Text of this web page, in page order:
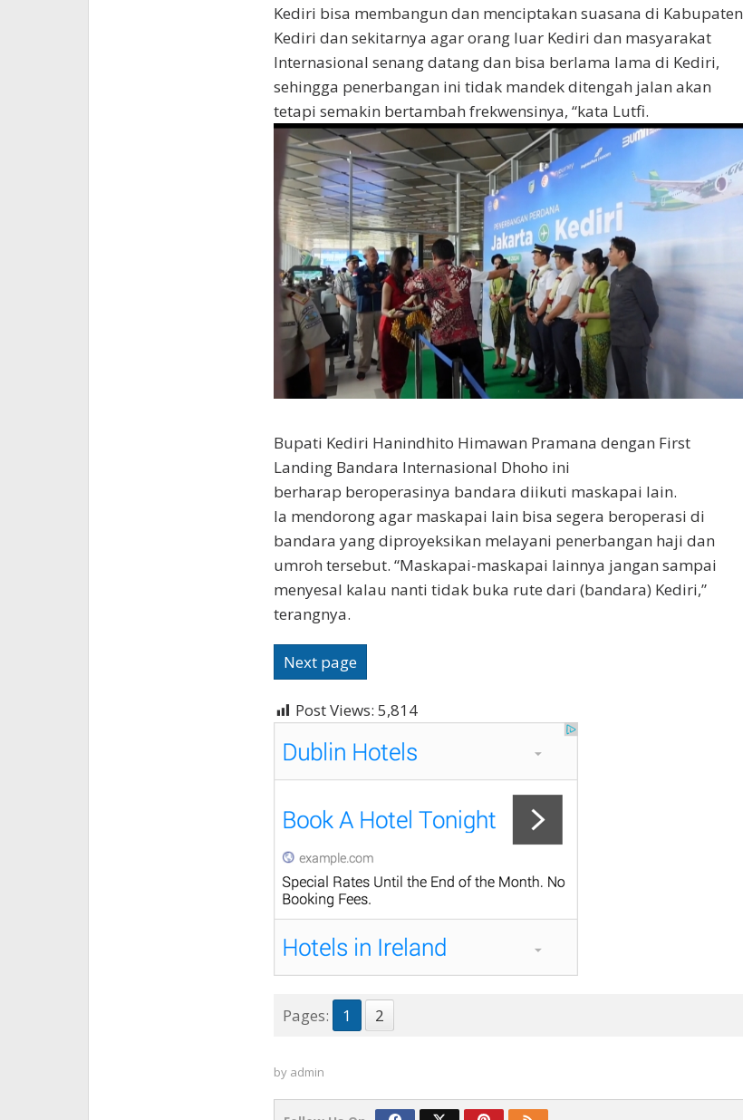
Kediri bisa membangun dan menciptakan suasana di Kabupaten
Kediri dan sekitarnya agar orang luar Kediri dan masyarakat
Internasional senang datang dan bisa berlama lama di Kediri,
sehingga penerbangan ini tidak mandek ditengah jalan akan
tetapi semakin bertambah frekwensinya, “kata Lutfi.
Bupati Kediri Hanindhito Himawan Pramana dengan First
Landing Bandara Internasional Dhoho ini
berharap beroperasinya bandara diikuti maskapai lain.
Ia mendorong agar maskapai lain bisa segera beroperasi di
bandara yang diproyeksikan melayani penerbangan haji dan
umroh tersebut. “Maskapai-maskapai lainnya jangan sampai
menyesal kalau nanti tidak buka rute dari (bandara) Kediri,”
terangnya.
Next page
Post Views: 5,814
Pages: 1 2
by admin